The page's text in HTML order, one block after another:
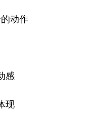
动作
感
现